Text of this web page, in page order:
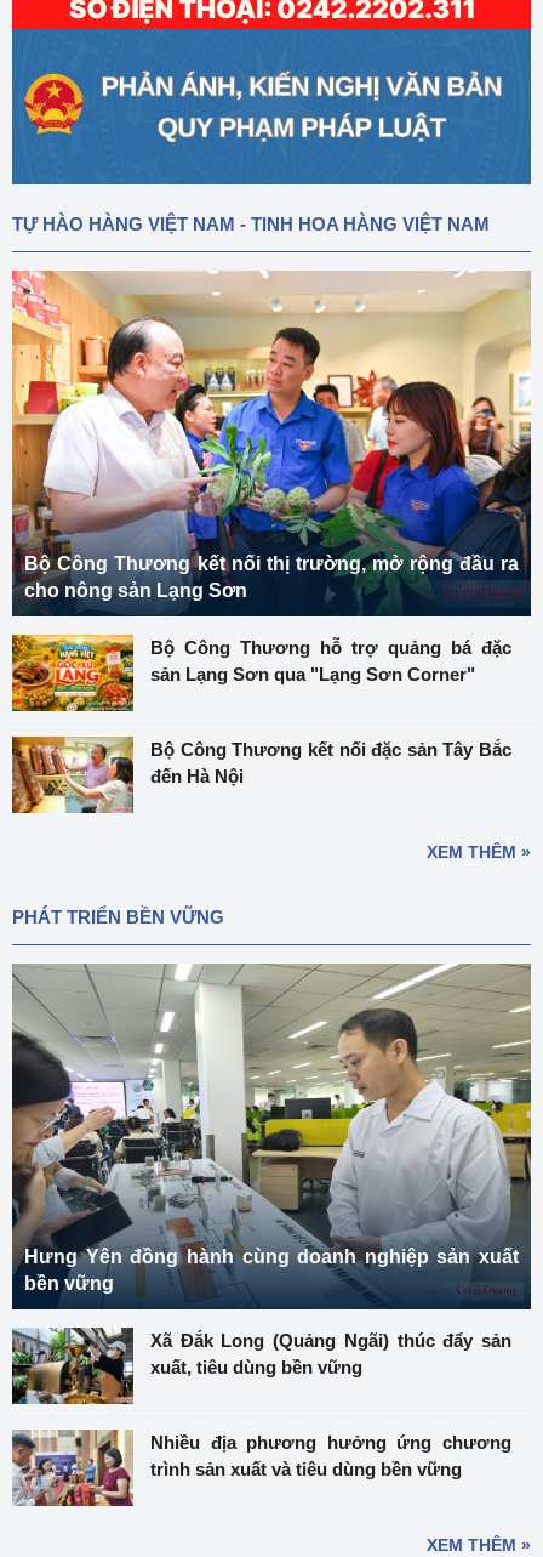
TỰ HÀO HÀNG VIỆT NAM - TINH HOA HÀNG VIỆT NAM
Bộ Công Thương kết nối thị trường, mở rộng đầu ra
cho nông sản Lạng Sơn
Bộ Công Thương hỗ trợ quảng bá đặc
sản Lạng Sơn qua "Lạng Sơn Corner"
Bộ Công Thương kết nối đặc sản Tây Bắc
đến Hà Nội
XEM THÊM »
PHÁT TRIỂN BỀN VỮNG
Hưng Yên đồng hành cùng doanh nghiệp sản xuất
bền vững
Xã Đắk Long (Quảng Ngãi) thúc đẩy sản
xuất, tiêu dùng bền vững
Nhiều địa phương hưởng ứng chương
trình sản xuất và tiêu dùng bền vững
XEM THÊM »